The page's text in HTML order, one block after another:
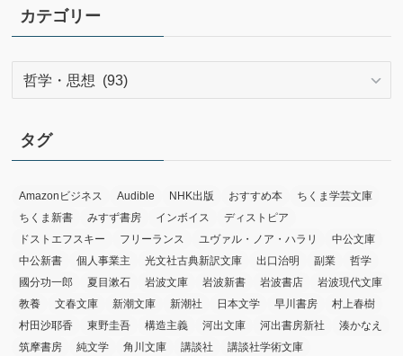
イ
ブ
カテゴリー
リ
ー
タグ
Amazonビジネス Audible NHK出版 おすすめ本
ちくま学芸文庫
ちくま新書
みすず書房 インボイス
ディストピア
ドストエフスキー
フリーランス ユヴァル・ノア・ハラリ
中公文庫
中公新書
個人事業主 光文社古典新訳文庫 出口治明 副業
哲学
國分功一郎
夏目漱石 岩波文庫 岩波新書 岩波書店
岩波現代文庫
教養
文春文庫 新潮文庫 新潮社 日本文学 早川書房
村上春樹
村田沙耶香
東野圭吾 構造主義 河出文庫 河出書房新社
湊かなえ
筑摩書房
純文学 角川文庫 講談社 講談社学術文庫